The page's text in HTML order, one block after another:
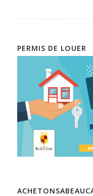
PERMIS DE LOUER